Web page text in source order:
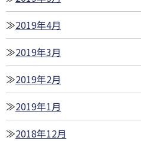
2019年4月
2019年3月
2019年2月
2019年1月
2018年12月